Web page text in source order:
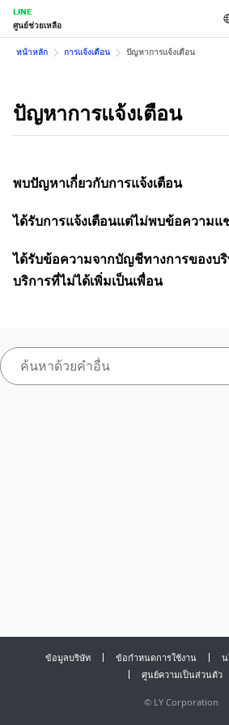
LINE
ศูนย์ช่วยเหลือ
หน้าหลัก การแจ้งเตือน ปัญหาการแจ้งเตือน
ปัญหาการแจ้งเตือน
พบปัญหาเกี่ยวกับการแจ้งเตือน
ได้รับการแจ้งเตือนแต่ไม่พบข้อความแ
ได้รับข้อความจากบัญชีทางการของบ
บริการที่ไม่ได้เพิ่มเป็นเพื่อน
ข้อมูลบริษัท ข้อกำหนดการใช้งาน
น
ศูนย์ความเป็นส่วนตัว
© LY Corporation